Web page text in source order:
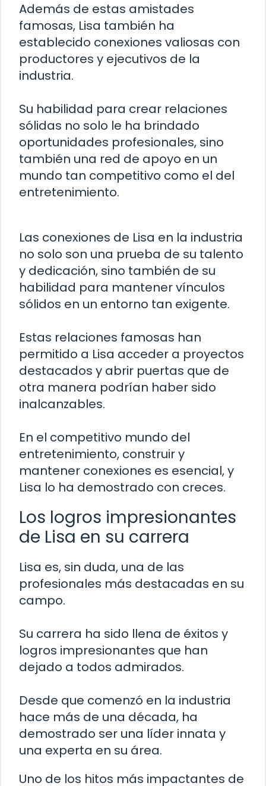
Además de estas amistades
famosas, Lisa también ha
establecido conexiones valiosas con
productores y ejecutivos de la
industria.
Su habilidad para crear relaciones
sólidas no solo le ha brindado
oportunidades profesionales, sino
también una red de apoyo en un
mundo tan competitivo como el del
entretenimiento.
Las conexiones de Lisa en la industria
no solo son una prueba de su talento
y dedicación, sino también de su
habilidad para mantener vínculos
sólidos en un entorno tan exigente.
Estas relaciones famosas han
permitido a Lisa acceder a proyectos
destacados y abrir puertas que de
otra manera podrían haber sido
inalcanzables.
En el competitivo mundo del
entretenimiento, construir y
mantener conexiones es esencial, y
Lisa lo ha demostrado con creces.
Los logros impresionantes
de Lisa en su carrera
Lisa es, sin duda, una de las
profesionales más destacadas en su
campo.
Su carrera ha sido llena de éxitos y
logros impresionantes que han
dejado a todos admirados.
Desde que comenzó en la industria
hace más de una década, ha
demostrado ser una líder innata y
una experta en su área.
Uno de los hitos más impactantes de